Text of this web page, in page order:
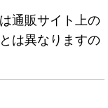
通販サイト上の
は異なりますの